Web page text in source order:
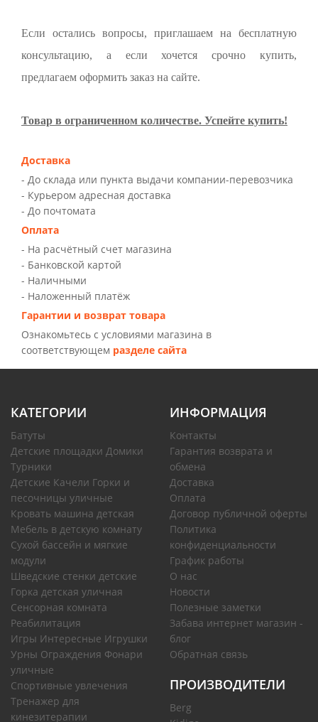
Если остались вопросы, приглашаем на бесплатную
консультацию, а если хочется срочно купить,
предлагаем оформить заказ на сайте.
Товар в ограниченном количестве. Успейте купить!
Доставка
- До склада или пункта выдачи компании-перевозчика
- Курьером адресная доставка
- До почтомата
Оплата
- На расчётный счет магазина
- Банковской картой
- Наличными
- Наложенный платёж
Гарантии и возврат товара
Ознакомьтесь с условиями магазина в
соответствующем разделе сайта
КАТЕГОРИИ
Батуты
Детские площадки Домики
Турники
Детские Качели Горки и
песочницы уличные
Кровать машина детская
Мебель в детскую комнату
Сухой бассейн и мягкие
модули
Шведские стенки детские
Горка детская уличная
Сенсорная комната
Реабилитация
Игры Интересные Игрушки
Урны Ограждения Фонари
уличные
Спортивные увлечения
Тренажер для
кинезитерапии
ИНФОРМАЦИЯ
Контакты
Гарантия возврата и
обмена
Доставка
Оплата
Договор публичной оферты
Политика
конфиденциальности
График работы
О нас
Новости
Полезные заметки
Забава интернет магазин -
блог
Обратная связь
ПРОИЗВОДИТЕЛИ
Berg